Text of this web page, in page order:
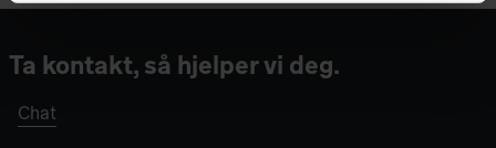
Ta kontakt, så hjelper vi deg.
Chat